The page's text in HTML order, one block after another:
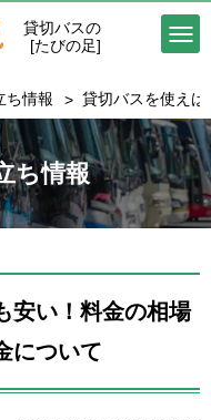
貸切バスの
[たびの足]
ち情報 貸切バスを使え
ち情報
安い！料金の相場
について